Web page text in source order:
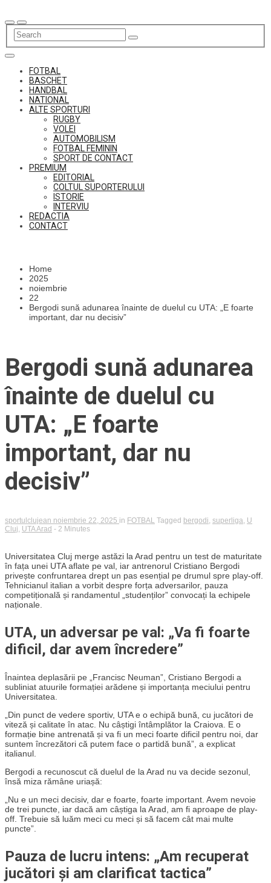
to
content
FOTBAL
BASCHET
HANDBAL
NATIONAL
ALTE SPORTURI
RUGBY
VOLEI
AUTOMOBILISM
FOTBAL FEMININ
SPORT DE CONTACT
PREMIUM
EDITORIAL
COLTUL SUPORTERULUI
ISTORIE
INTERVIU
REDACTIA
CONTACT
Home
2025
noiembrie
22
Bergodi sună adunarea înainte de duelul cu UTA: „E foarte
important, dar nu decisiv”
Bergodi sună adunarea
înainte de duelul cu
UTA: „E foarte
important, dar nu
decisiv”
sportulclujean noiembrie 22, 2025 in FOTBAL Tagged bergodi superliga U
Cluj UTA Arad - 2 Minutes
Universitatea Cluj merge astăzi la Arad pentru un test de maturitate
în fața unei UTA aflate pe val, iar antrenorul Cristiano Bergodi
privește confruntarea drept un pas esențial pe drumul spre play-off.
Tehnicianul italian a vorbit despre forța adversarilor, pauza
competițională și randamentul „studenților” convocați la echipele
naționale.
UTA, un adversar pe val: „Va fi foarte
dificil, dar avem încredere”
Înaintea deplasării pe „Francisc Neuman”, Cristiano Bergodi a
subliniat atuurile formației arădene și importanța meciului pentru
Universitatea.
„Din punct de vedere sportiv, UTA e o echipă bună, cu jucători de
viteză și calitate în atac. Nu câștigi întâmplător la Craiova. E o
formație bine antrenată și va fi un meci foarte dificil pentru noi, dar
suntem încrezători că putem face o partidă bună”, a explicat
italianul.
Bergodi a recunoscut că duelul de la Arad nu va decide sezonul,
însă miza rămâne uriașă:
„Nu e un meci decisiv, dar e foarte, foarte important. Avem nevoie
de trei puncte, iar dacă am câștiga la Arad, am fi aproape de play-
off. Trebuie să luăm meci cu meci și să facem cât mai multe
puncte”.
Pauza de lucru intens: „Am recuperat
jucători și am clarificat tactica”